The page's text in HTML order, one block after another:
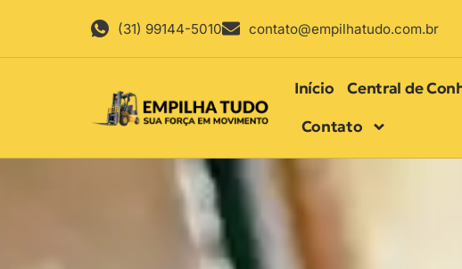
(31) 99144-5010 contato@empilhatudo.com.br
Início Central de
Contato